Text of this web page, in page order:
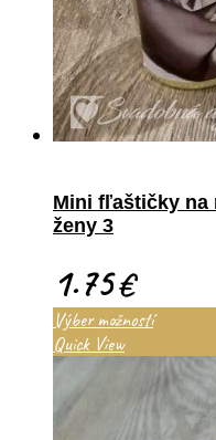
Mini fľaštičky na
ženy 3
1.75€
Výber možností
Quick View